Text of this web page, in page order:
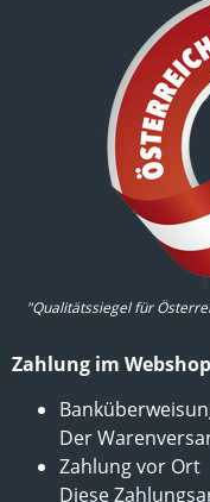
"Qualitätssiegel für
Zahlung im Webshop
Der
Zahlung vor Ort
Diese